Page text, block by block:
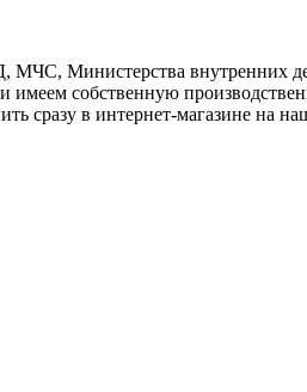
Министерства внутренних
имеем собственную
сразу в интернет-магазине на